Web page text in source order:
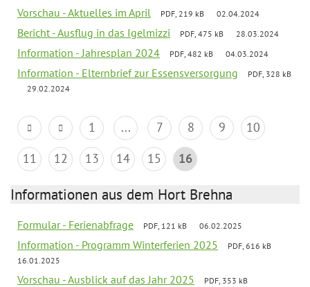
Vorschau - Aktuelles im April PDF, 219 kB 02.04.2024
Bericht - Ausflug in das Igelmizzi PDF, 475 kB 28.03.2024
Information - Jahresplan 2024 PDF, 482 kB 04.03.2024
Information - Elternbrief zur Essensversorgung
PDF, 328 kB
29.02.2024
1 ... 7 8 9
10
11
12 13 14 15 16
Informationen aus dem Hort Brehna
Formular - Ferienabfrage PDF, 121 kB 06.02.2025
Information - Programm Winterferien 2025
PDF, 616 kB
16.01.2025
Vorschau - Ausblick auf das Jahr 2025
PDF, 353 kB